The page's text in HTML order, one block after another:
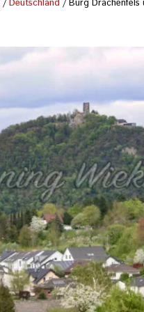
/Deutschland / Burg Drachenfels